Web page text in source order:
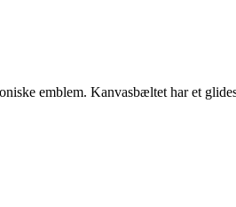
emblem. Kanvasbæltet har et